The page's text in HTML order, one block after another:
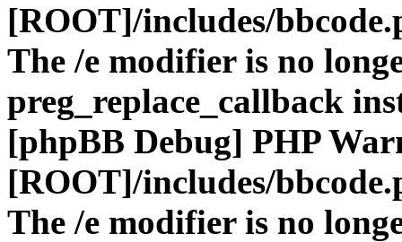
[ROOT]/includes/
The /e modifier is no
preg_replace_callback
[phpBB Debug] PHP
[ROOT]/includes/
The /e modifier is no